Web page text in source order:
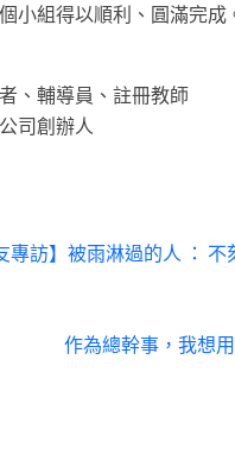
小組得以順利、圓滿完成
、輔導員、註冊教師
司創辦人
專訪】被雨淋過的人 ：
作為總幹事，我想